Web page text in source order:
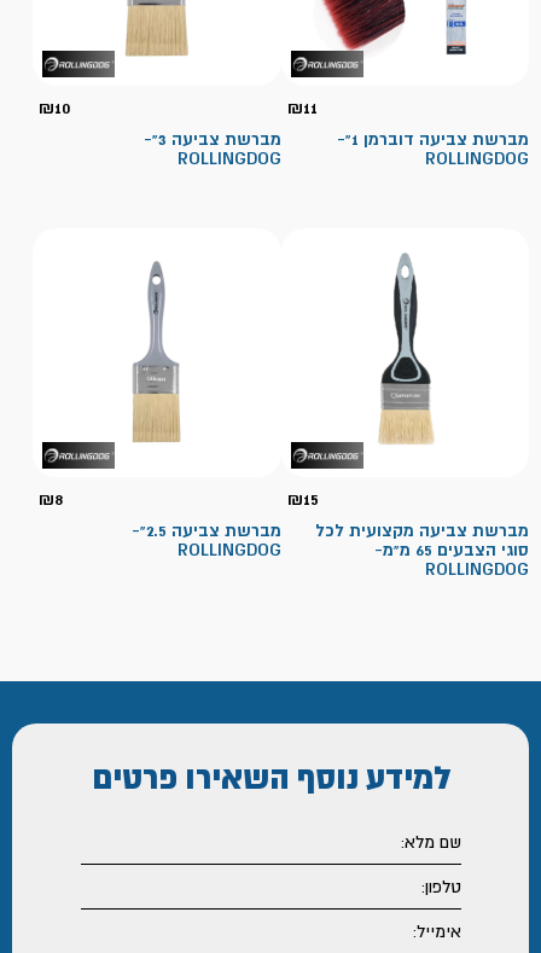
₪11
מברשת צביעה דוברמן 1"-
ROLLINGDOG
₪10
מברשת צביעה 3"-
ROLLINGDOG
₪15
מברשת צביעה מקצועית לכל
סוגי הצבעים 65 מ"מ-
ROLLINGDOG
₪8
מברשת צביעה 2.5"-
ROLLINGDOG
למידע נוסף השאירו פרטים